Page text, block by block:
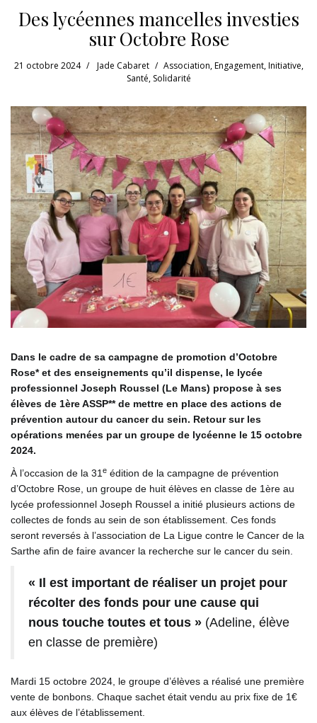
Des lycéennes mancelles investies
sur Octobre Rose
21 octobre 2024 Jade Cabaret Association,Engagement,Initiative,
Santé, Solidarité
Dans le cadre de sa campagne de promotion d’Octobre
Rose* et des enseignements qu’il dispense, le lycée
professionnel Joseph Roussel (Le Mans) propose à ses
élèves de 1ère ASSP** de mettre en place des actions de
prévention autour du cancer du sein. Retour sur les
opérations menées par un groupe de lycéenne le 15 octobre
2024.
À l’occasion de la 31e édition de la campagne de prévention
d’Octobre Rose, un groupe de huit élèves en classe de 1ère au
lycée professionnel Joseph Roussel a initié plusieurs actions de
collectes de fonds au sein de son établissement. Ces fonds
seront reversés à l’association de La Ligue contre le Cancer de la
Sarthe afin de faire avancer la recherche sur le cancer du sein.
« Il est important de réaliser un projet pour
récolter des fonds pour une cause qui
nous touche toutes et tous » (Adeline, élève
en classe de première)
Mardi 15 octobre 2024, le groupe d’élèves a réalisé une première
vente de bonbons. Chaque sachet était vendu au prix fixe de 1€
aux élèves de l’établissement.